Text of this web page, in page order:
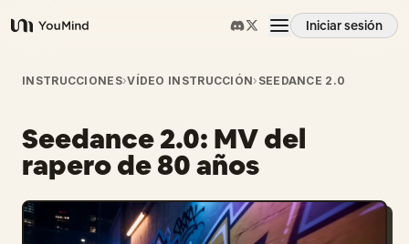
YouMind
Iniciar sesión
Resumen
Casos de uso
Habilidades
INSTRUCCIONES›VÍDEO INSTRUCCIÓN› SEEDANCE 2.0
Seedance 2.0: MV del
rapero de 80 años